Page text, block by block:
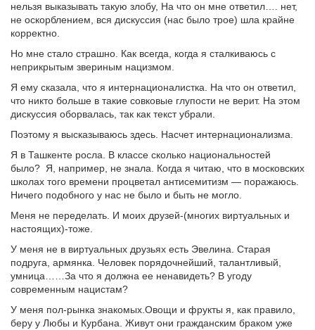
нельзя выказывать такую злобу, На что он мне ответил…. нет,
не оскорблением, вся дискуссия (нас было трое) шла крайне
корректно.
Но мне стало страшно. Как всегда, когда я сталкиваюсь с
неприкрытым звериным нацизмом.
Я ему сказала, что я интернационалистка. На что он ответил,
что никто больше в такие совковые глупости не верит. На этом
дискуссия оборвалась, так как текст убрали.
Поэтому я высказываюсь здесь. Насчет интернационализма.
Я в Ташкенте росла. В классе сколько национальностей
было? Я, например, не знала. Когда я читаю, что в московских
школах того времени процветал антисемитизм — поражаюсь.
Ничего подобного у нас не было и быть не могло.
Меня не переделать. И моих друзей-(многих виртуальных и
настоящих)-тоже.
У меня не в виртуальных друзьях есть Эвелина. Старая
подруга, армянка. Человек порядочнейший, талантливый,
умница……За что я должна ее ненавидеть? В угоду
современным нацистам?
У меня пол-рынка знакомых.Овощи и фрукты я, как правило,
беру у Любы и Курбана. Живут они гражданским браком уже